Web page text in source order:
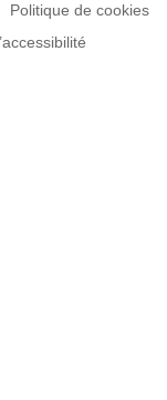
Politique de cookies